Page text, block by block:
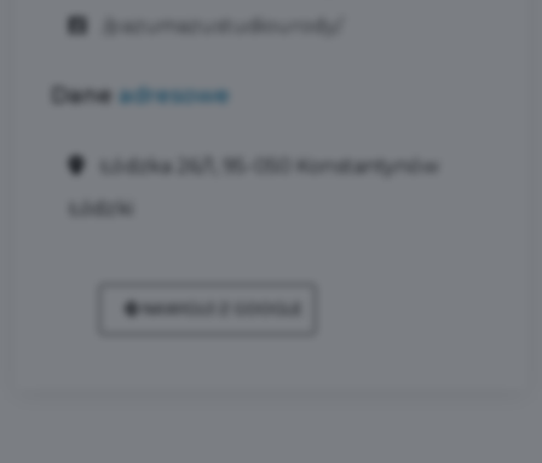
Dane adresowe
Łódzka 26/1, 95-050 Konstantynów